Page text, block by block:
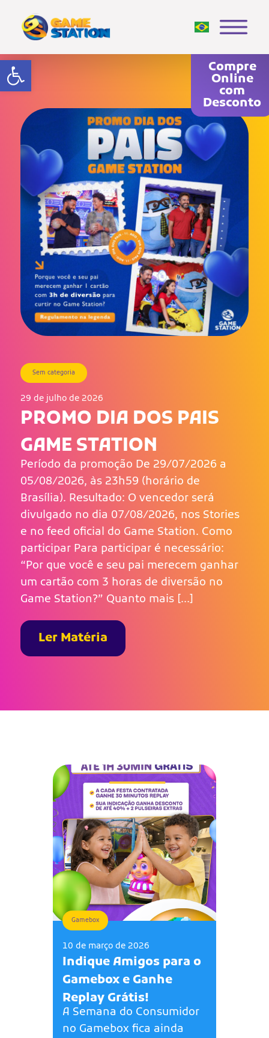
Compre
Online
com
Desconto
Sem categoria
29 de julho de 2026
PROMO DIA DOS PAIS
GAME STATION
Período da promoção De 29/07/2026 a
05/08/2026, às 23h59 (horário de
Brasília). Resultado: O vencedor será
divulgado no dia 07/08/2026, nos Stories
e no feed oficial do Game Station. Como
participar Para participar é necessário:
“Por que você e seu pai merecem ganhar
um cartão com 3 horas de diversão no
Game Station?” Quanto mais […]
Ler Matéria
Gamebox
10 de março de 2026
Indique Amigos para o
Gamebox e Ganhe
Replay Grátis!
A Semana do Consumidor
no Gamebox fica ainda
Abrir a barra de ferramentas